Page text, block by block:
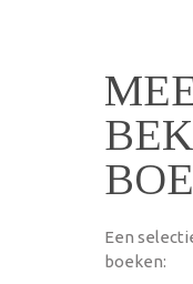
Een
boeken: